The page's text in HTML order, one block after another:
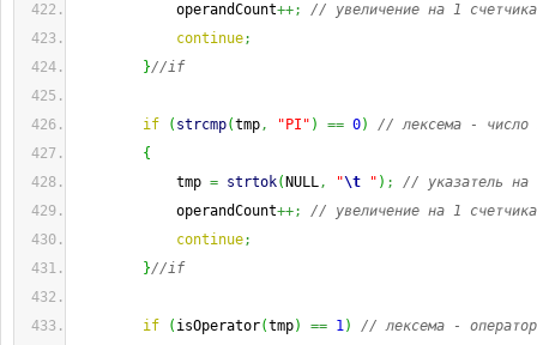
operandCount++;
// увеличение на 1
continue;
}//if
if ( strcmp(tmp, "PI" ) == 0)
// лексема - число
{
tmp = strtok( NULL, "\t " ) ;
// указатель на
operandCount++;
// увеличение на 1
continue;
}//if
if ( isOperator(tmp) == 1)
// лексема - оператор